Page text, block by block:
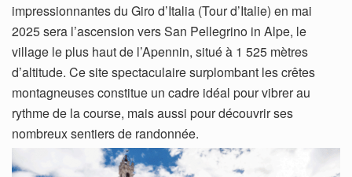
impressionnantes du Giro d’Italia (Tour d’Italie) en mai
2025 sera l’ascension vers San Pellegrino in Alpe, le
village le plus haut de l’Apennin, situé à 1 525 mètres
d’altitude. Ce site spectaculaire surplombant les crêtes
montagneuses constitue un cadre idéal pour vibrer au
rythme de la course, mais aussi pour découvrir ses
nombreux sentiers de randonnée.